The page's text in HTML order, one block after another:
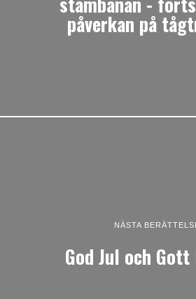
påverkan på
NÄSTA
God Jul och